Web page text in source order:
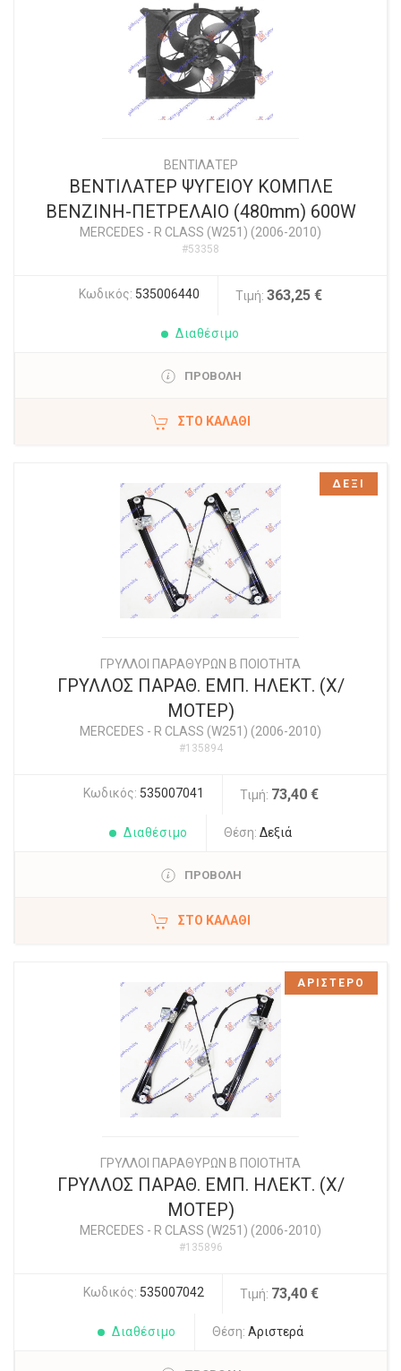
ΒΕΝΤΙΛΑΤΕΡ
ΒΕΝΤΙΛΑΤΕΡ ΨΥΓΕΙΟΥ ΚΟΜΠΛΕ
ΒΕΝΖΙΝΗ-ΠΕΤΡΕΛΑΙΟ (480mm) 600W
MERCEDES - R CLASS (W251) (2006-2010)
#53358
Κωδικός: 535006440 Τιμή: 363,25 €
Διαθέσιμο
ΠΡΟΒΟΛΗ
ΣΤΟ ΚΑΛΆΘΙ
ΓΡΥΛΛΟΙ ΠΑΡΑΘΥΡΩΝ Β ΠΟΙΟΤΗΤΑ
ΓΡΥΛΛΟΣ ΠΑΡΑΘ. ΕΜΠ. ΗΛΕΚΤ. (Χ/
ΜΟΤΕΡ)
MERCEDES - R CLASS (W251) (2006-2010)
#135894
Κωδικός: 535007041 Τιμή: 73,40 €
Διαθέσιμο Θέση: Δεξιά
ΠΡΟΒΟΛΗ
ΣΤΟ ΚΑΛΆΘΙ
ΔΕΞΙ
ΓΡΥΛΛΟΙ ΠΑΡΑΘΥΡΩΝ Β ΠΟΙΟΤΗΤΑ
ΓΡΥΛΛΟΣ ΠΑΡΑΘ. ΕΜΠ. ΗΛΕΚΤ. (Χ/
ΜΟΤΕΡ)
MERCEDES - R CLASS (W251) (2006-2010)
#135896
Κωδικός: 535007042 Τιμή: 73,40 €
Διαθέσιμο Θέση: Αριστερά
ΑΡΙΣΤΕΡΟ